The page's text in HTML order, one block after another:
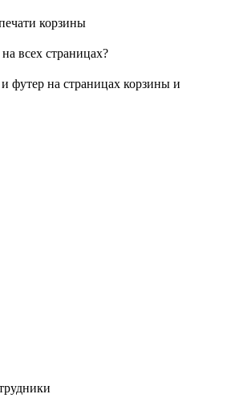
корзины
всех страницах?
футер на страницах корзины и